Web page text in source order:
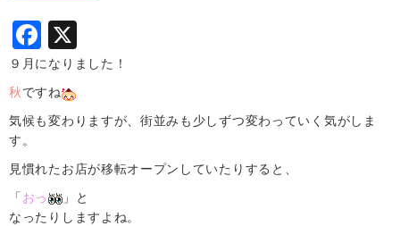
F
a
c
e
o
o
９月になりました！
秋ですね
気候も変わりますが、街並みも少しずつ変わっていく気がしま
す。
見慣れたお店が移転オープンしていたりすると、
「 おっ
」と
なったりしますよね。